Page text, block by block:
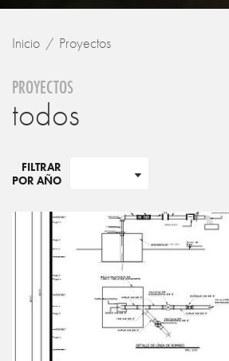
Inicio Proyectos
PROYECTOS
todos
FILTRAR
POR AÑO